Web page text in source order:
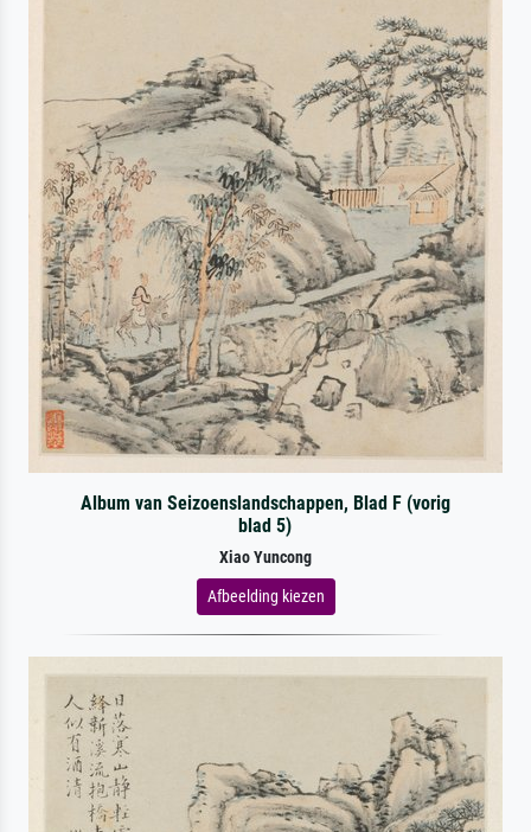
Album van Seizoenslandschappen, Blad F (vorig
blad 5)
Xiao Yuncong
Afbeelding kiezen